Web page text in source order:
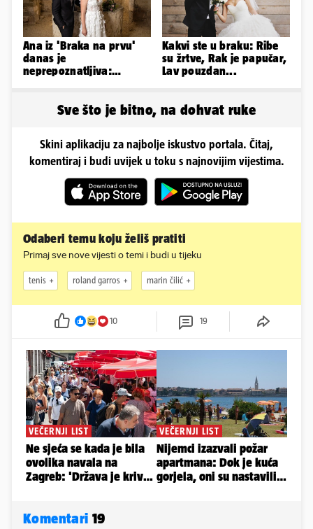
Ana iz 'Braka na prvu'
danas je
neprepoznatljiva:
Kakvi ste u braku: Ribe
su žrtve, Rak je papučar,
Lav pouzdan...
Sve što je bitno, na dohvat ruke
Skini aplikaciju za najbolje iskustvo portala. Čitaj,
komentiraj i budi uvijek u toku s najnovijim vijestima.
Odaberi temu koju želiš pratiti
Primaj sve nove vijesti o temi i budi u tijeku
tenis roland garros marin čilić
10 19
Komentari 19